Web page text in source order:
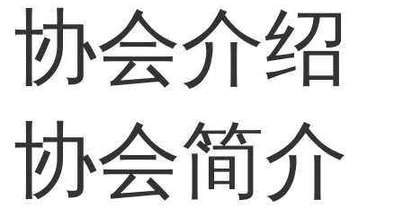
协会介绍
协会简介